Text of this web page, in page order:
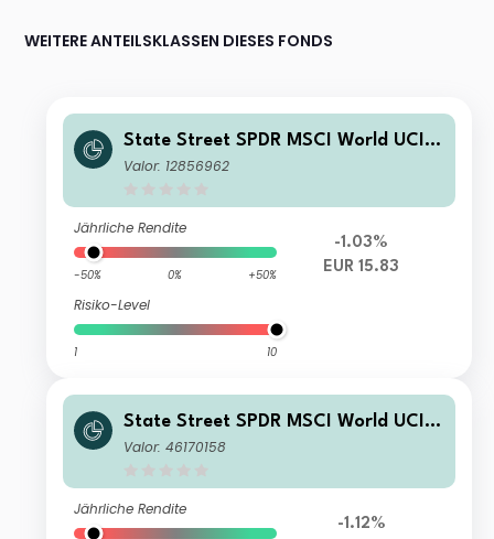
WEITERE ANTEILSKLASSEN DIESES FONDS
State Street SPDR MSCI World UCIT
S ETF EUR H Acc
Valor: 12856962
Jährliche Rendite
-50% 0% +50%
Risiko-Level
1 10
-1.03%
EUR 15.83
State Street SPDR MSCI World UCIT
S ETF
Valor: 46170158
Jährliche Rendite
-1.12%